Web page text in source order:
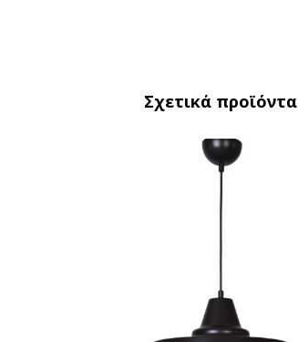
Σχετικά προϊόντα